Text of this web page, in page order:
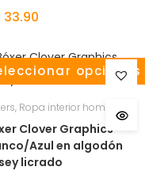
33.90
opciones
, Ropa interior hombre
Clover Graphics
Azul en algodón
licrado